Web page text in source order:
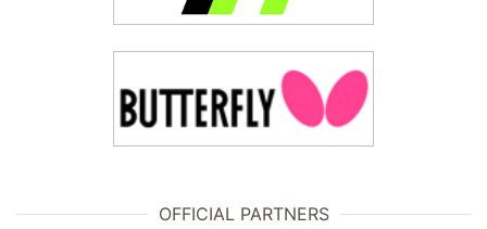
OFFICIAL PARTNERS